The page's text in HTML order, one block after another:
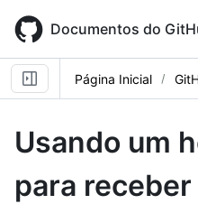
main
content
Documentos do
Página Inicial
Usando um
para